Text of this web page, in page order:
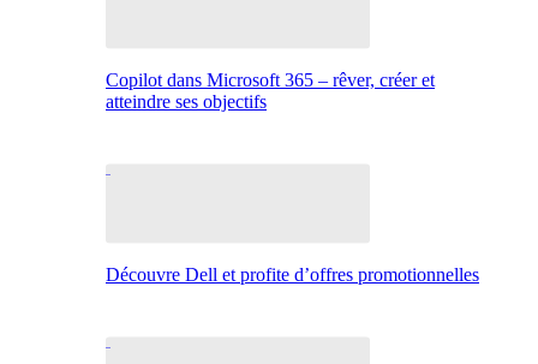
Copilot dans Microsoft 365 – rêver, créer et
atteindre ses objectifs
Découvre Dell et profite d’offres promotionnelles